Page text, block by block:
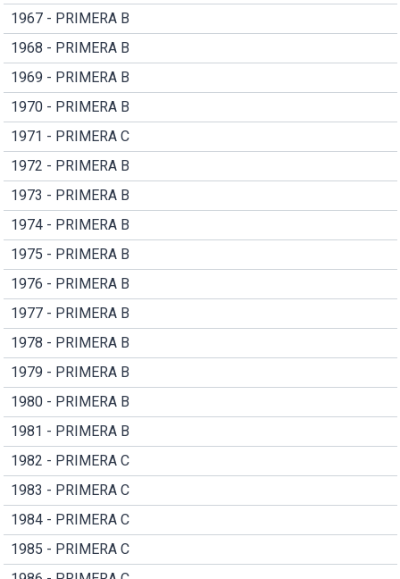
1967 - PRIMERA B
1968 - PRIMERA B
1969 - PRIMERA B
1970 - PRIMERA B
1971 - PRIMERA C
1972 - PRIMERA B
1973 - PRIMERA B
1974 - PRIMERA B
1975 - PRIMERA B
1976 - PRIMERA B
1977 - PRIMERA B
1978 - PRIMERA B
1979 - PRIMERA B
1980 - PRIMERA B
1981 - PRIMERA B
1982 - PRIMERA C
1983 - PRIMERA C
1984 - PRIMERA C
1985 - PRIMERA C